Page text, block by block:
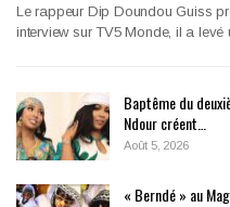
Le rappeur Dip Doundou Guiss
interview sur TV5 Monde, il a levé
Baptême du
Ndour créent…
Août 5, 2026
« Berndé » au